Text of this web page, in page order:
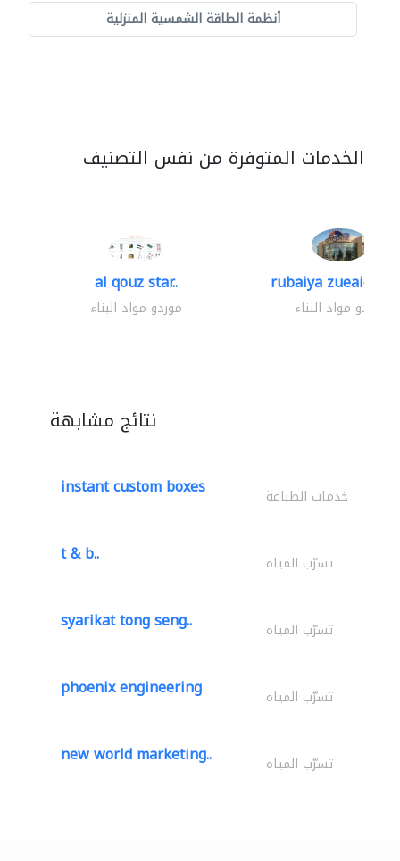
أنظمة الطاقة الشمسية المنزلية
الخدمات المتوفرة من نفس التصنيف
al qouz star..
موردو مواد البناء
rubaiya zueaid
موردو مواد البناء
نتائج مشابهة
instant custom boxes خدمات الطباعة
t & b.. تسرّب المياه
syarikat tong seng.. تسرّب المياه
phoenix engineering تسرّب المياه
new world marketing.. تسرّب المياه